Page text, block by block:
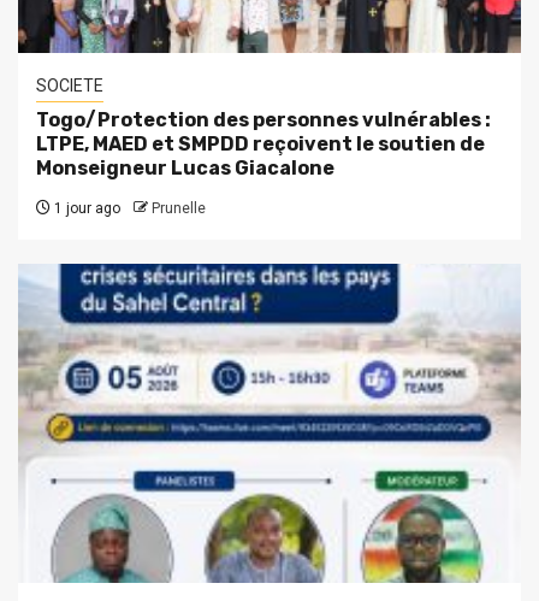
SOCIETE
Togo/Protection des personnes vulnérables :
LTPE, MAED et SMPDD reçoivent le soutien de
Monseigneur Lucas Giacalone
1 jour ago Prunelle